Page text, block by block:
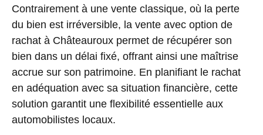
Contrairement à une vente classique, où la perte
du bien est irréversible, la vente avec option de
rachat à Châteauroux permet de récupérer son
bien dans un délai fixé, offrant ainsi une maîtrise
accrue sur son patrimoine. En planifiant le rachat
en adéquation avec sa situation financière, cette
solution garantit une flexibilité essentielle aux
automobilistes locaux.